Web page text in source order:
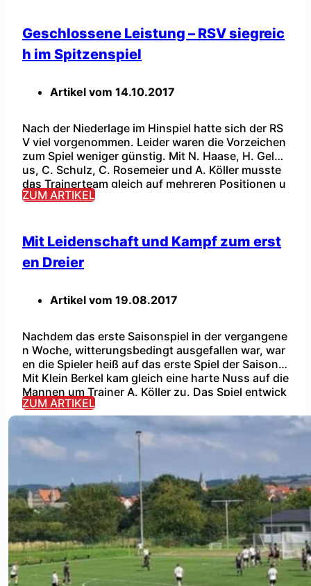
Geschlossene Leistung – RSV siegreic
h im Spitzenspiel
Artikel vom 14.10.2017
Nach der Niederlage im Hinspiel hatte sich der RS
V viel vorgenommen. Leider waren die Vorzeichen
zum Spiel weniger günstig. Mit N. Haase, H. Gelha
us, C. Schulz, C. Rosemeier und A. Köller musste
das Trainerteam gleich auf mehreren Positionen u
mdisponieren. Trainer A. Köller fand in seiner Ans
...
ZUM ARTIKEL
Mit Leidenschaft und Kampf zum erst
en Dreier
Artikel vom 19.08.2017
Nachdem das erste Saisonspiel in der vergangene
n Woche, witterungsbedingt ausgefallen war, war
en die Spieler heiß auf das erste Spiel der Saison.
Mit Klein Berkel kam gleich eine harte Nuss auf die
Mannen um Trainer A. Köller zu. Das Spiel entwick
elte sich von Beginn an nicht so, wie es sich alle v
orgestellt hatte. Man wollte den […]
...
ZUM ARTIKEL